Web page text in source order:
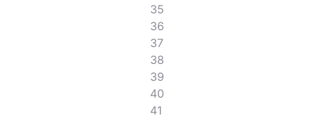
35
36
37
38
39
40
41